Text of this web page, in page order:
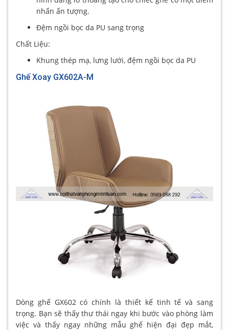
nhấn ấn tượng.
Đệm ngồi bọc da PU sang trọng
Chất Liệu:
Khung thép mạ, lưng lưới, đệm ngồi bọc da PU
Ghế Xoay GX602A-M
Dòng ghế GX602 có chính là thiết kế tinh tế và sang
trọng. Bạn sẽ thấy thư thái ngay khi bước vào phòng làm
việc và thấy ngay những mẫu ghế hiện đại đẹp mắt,